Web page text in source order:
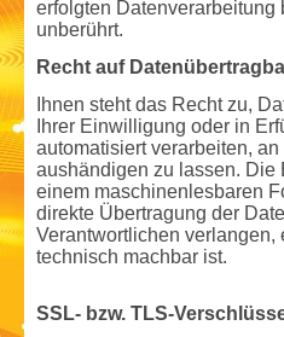
erfolgten Datenverarbeitung
unberührt.
Recht auf
Ihnen steht das Recht zu,
Ihrer Einwilligung oder in
automatisiert verarbeiten,
aushändigen zu lassen. Die
einem maschinenlesbaren
direkte Übertragung der
Verantwortlichen verlangen,
technisch machbar ist.
SSL- bzw. TLS-